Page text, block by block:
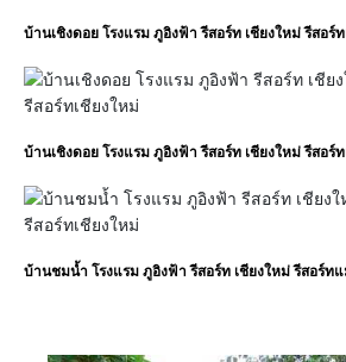
บ้านเชิงดอย โรงแรม ภูอิงฟ้า รีสอร์ท เชียงใหม่ รีสอร์
บ้านเชิงดอย โรงแรม ภูอิงฟ้า รีสอร์ท เชียงใหม่ รีสอร์
บ้านชมน้ำ โรงแรม ภูอิงฟ้า รีสอร์ท เชียงใหม่ รีสอร์ท